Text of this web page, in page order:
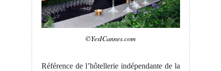
©YesICannes.com
Référence de l’hôtellerie indépendante de la